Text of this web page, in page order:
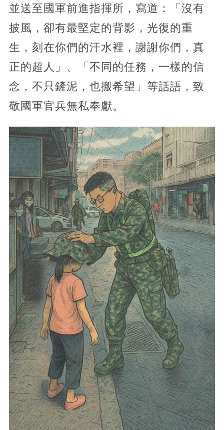
並送至國軍前進指揮所，寫道：「沒有
披風，卻有最堅定的背影，光復的重
生，刻在你們的汗水裡，謝謝你們，真
正的超人」、「不同的任務，一樣的信
念，不只鏟泥，也搬希望」等話語，致
敬國軍官兵無私奉獻。